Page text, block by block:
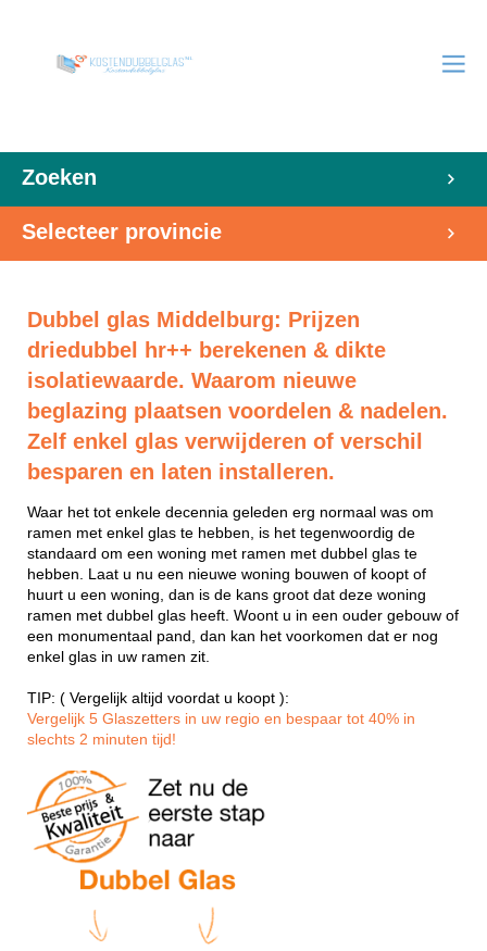
Zoeken
Selecteer provincie
Dubbel glas Middelburg: Prijzen
driedubbel hr++ berekenen & dikte
isolatiewaarde. Waarom nieuwe
beglazing plaatsen voordelen & nadelen.
Zelf enkel glas verwijderen of verschil
besparen en laten installeren.
Waar het tot enkele decennia geleden erg normaal was om
ramen met enkel glas te hebben, is het tegenwoordig de
standaard om een woning met ramen met dubbel glas te
hebben. Laat u nu een nieuwe woning bouwen of koopt of
huurt u een woning, dan is de kans groot dat deze woning
ramen met dubbel glas heeft. Woont u in een ouder gebouw of
een monumentaal pand, dan kan het voorkomen dat er nog
enkel glas in uw ramen zit.
TIP: ( Vergelijk altijd voordat u koopt ):
Vergelijk 5 Glaszetters in uw regio en bespaar tot 40% in
slechts 2 minuten tijd!